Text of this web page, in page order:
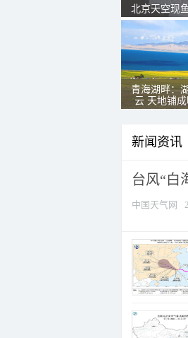
北京天空现
青海湖畔：
云 天地铺
新闻资讯
台风“白
中国天气网